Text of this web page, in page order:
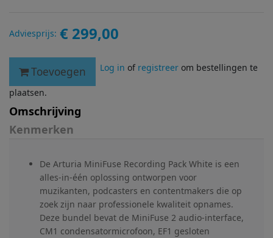
Adviesprijs: € 299,00
Toevoegen Log in of registreerom bestellingen te
plaatsen.
Omschrijving
Kenmerken
De Arturia MiniFuse Recording Pack White is een
alles-in-één oplossing ontworpen voor
muzikanten, podcasters en contentmakers die op
zoek zijn naar professionele kwaliteit opnames.
Deze bundel bevat de MiniFuse 2 audio-interface,
CM1 condensatormicrofoon, EF1 gesloten